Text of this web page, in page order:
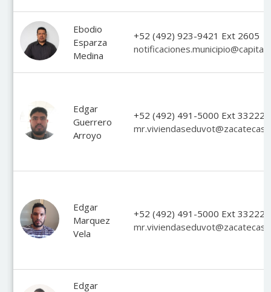
Ebodio
Esparza
Medina
+52 (492) 923-9421 Ext 2605
Edgar
Guerrero
Arroyo
+52 (492) 491-5000 Ext 33222
Edgar
Marquez
Vela
+52 (492) 491-5000 Ext 33222
Edgar